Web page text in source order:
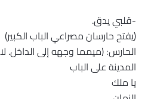
-قلبي يدق.
(يفتح حارسان مصراعي الباب الكبير)
الحارس: (ميمما وجهه إلى الداخل.
المدينة على الباب
يا ملك